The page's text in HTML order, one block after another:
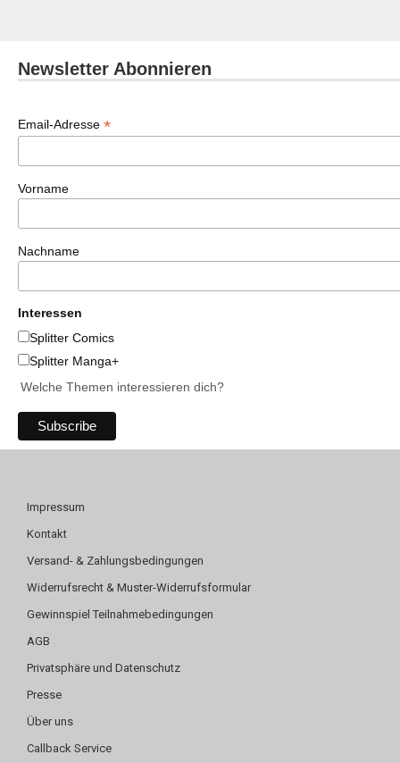
Newsletter Abonnieren
Email-Adresse *
Vorname
Nachname
Interessen
Splitter Comics
Splitter Manga+
Welche Themen interessieren dich?
Impressum
Kontakt
Versand- & Zahlungsbedingungen
Widerrufsrecht & Muster-Widerrufsformular
Gewinnspiel Teilnahmebedingungen
AGB
Privatsphäre und Datenschutz
Presse
Über uns
Callback Service